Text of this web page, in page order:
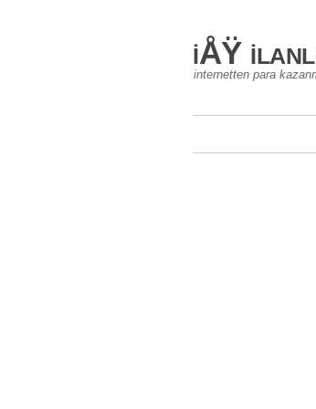
iÅŸ
internetten para